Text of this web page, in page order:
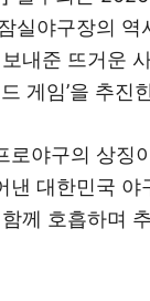
실야구장의 역
내준 뜨거운
게임’을 추진
로야구의 상징
낸 대한민국 야
께 호흡하며